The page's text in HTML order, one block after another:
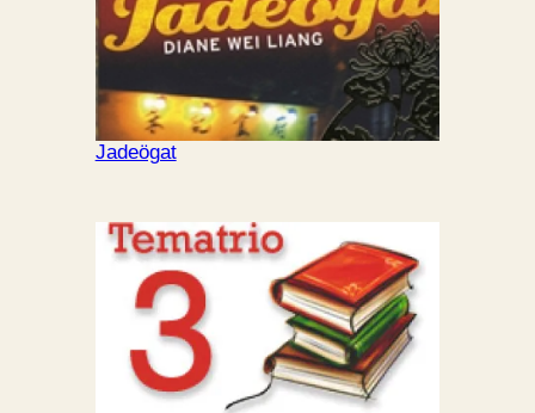
Jadeögat